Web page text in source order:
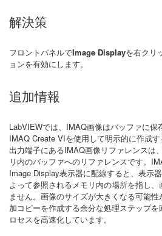
解決策
フロントパネルでImage Displayを右クリ
ョンを有効にします。
追加情報
LabVIEWでは、IMAQ画像はバッファに保
IMAQ Create VIを使用して明示的に作成
出力端子にあるIMAQ画像リファレンスは
リ内のバッファへのリファレンスです。
Image Display表示器に配線すると、表示
よって参照されるメモリ内の場所を指し
ません。画像のサイズが大きくなる可能
加コピーを作成する余分な処理ステップ
ロセスを高速化しています。